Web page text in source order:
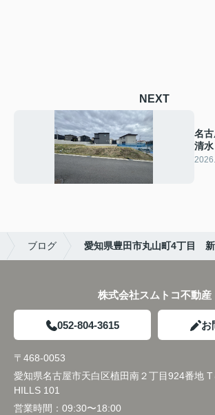
NEXT
名
清
ブログ 愛知県豊田市丸山町4丁目
株式会社スムトコ不動産
052-804-3615 お
〒468-0053
愛知県名古屋市天白区植田南２丁目924番地
HILLS 101
営業時間： 09:30〜18:00